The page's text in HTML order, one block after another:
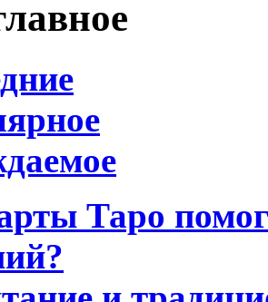
Таро